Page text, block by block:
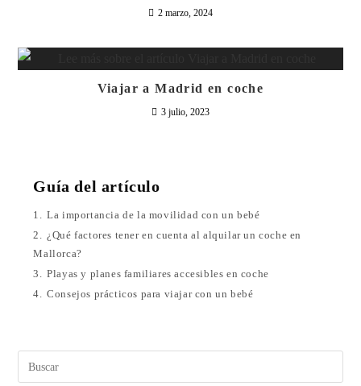
2 marzo, 2024
Viajar a Madrid en coche
3 julio, 2023
Guía del artículo
1. La importancia de la movilidad con un bebé
2. ¿Qué factores tener en cuenta al alquilar un coche en
Mallorca?
3. Playas y planes familiares accesibles en coche
4. Consejos prácticos para viajar con un bebé